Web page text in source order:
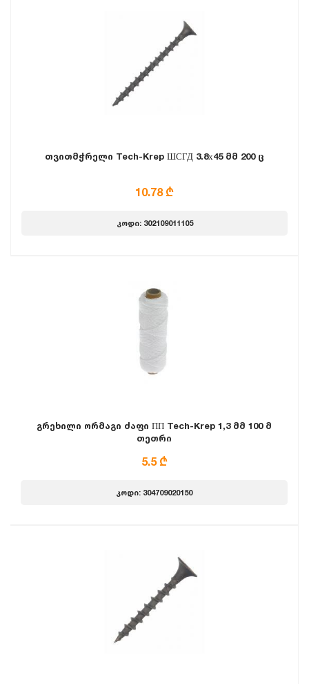
თვითმჭრელი Tech-Krep ШСГД 3.8х45 მმ 200 ც
10.78 ₾
კოდი: 302109011105
გრეხილი ორმაგი ძაფი ПП Tech-Krep 1,3 მმ 100 მ
თეთრი
5.5 ₾
კოდი: 304709020150